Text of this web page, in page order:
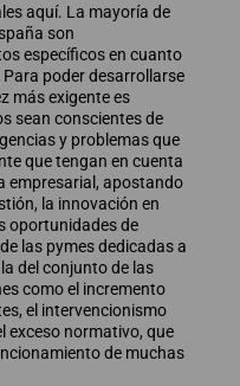
aquí. La mayoría de
son
específicos en cuanto
poder desarrollarse
más exigente es
sean conscientes de
y problemas que
que tengan en cuenta
empresarial, apostando
la innovación en
oportunidades de
las pymes dedicadas a
del conjunto de las
como el incremento
el intervencionismo
exceso normativo, que
de muchas